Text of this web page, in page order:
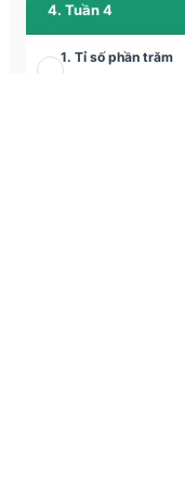
4. Tuần 4
1. Tỉ số phần trăm